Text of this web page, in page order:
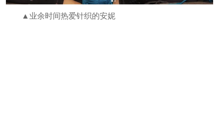
▲业余时间热爱针织的安妮